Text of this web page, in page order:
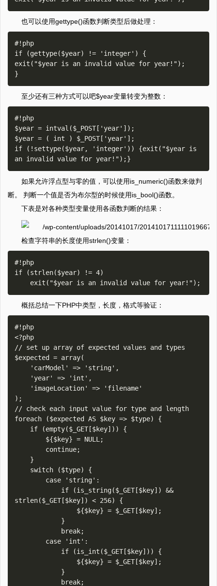
也可以使用gettype()函数判断类型后做处理：
#!php
if (gettype($year) != 'integer') {
exit("$year is an invalid value for year!");
至少还有三种方式可以吧$year变量转变为整数：
#!php
$year = intval($_POST['year']);
$year = ( int ) $_POST['year'];
if (!settype($year, 'integer')) {exit("$year is
如果允许浮点型与零的值，可以使用is_numeric()函数来做判
断。 判断一个值是否为布尔型的时候使用is_bool()函数。
下表是对各种类型变量使用各函数判断的结果：
检查字符串的长度使用strlen()变量：
#!php
if (strlen($year) != 4)
概括总结一下PHP中类型，长度，格式等验证：
#!php
<?php
// set up array of expected values and types
$expected = array(
);
// check each input value for type and length
foreach ($expected AS $key => $type) {
strlen($_GET[$key]) < 256) {